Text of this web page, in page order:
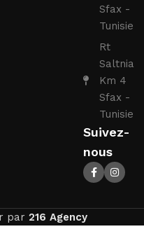
Sfax -
Tunisie
Rt
Saltnia
Km 4
Sfax -
Tunisie
Suivez-
nous
par 216 Agency